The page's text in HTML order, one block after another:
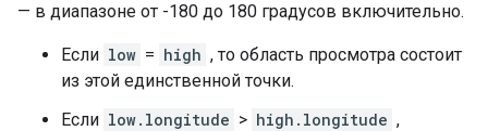
— в диапазоне от -180 до 180 градусов включительно.
Если low = high , то область просмотра состоит
из этой единственной точки.
Если low.longitude > high.longitude ,